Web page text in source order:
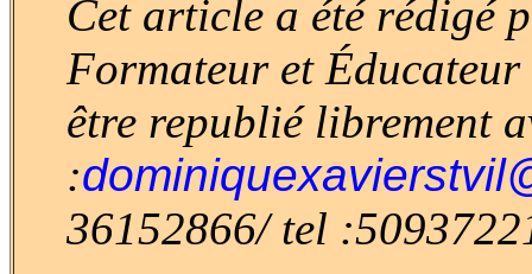
Cet article a été rédigé
Formateur et
être republié librement
:
36152866/ tel